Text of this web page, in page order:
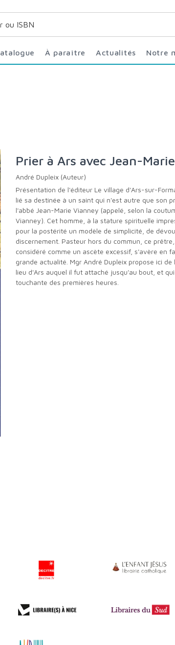
Catalogue À paraître Actualités Notre
Prier à Ars avec Jean-
André Dupleix (Auteur)
Présentation de l'éditeur Le village d'Ars-sur-Formans a définitivement
lié sa destinée à un saint qui n'est autre que son
l'abbé Jean-Marie Vianney (appelé, selon la
Vianney). Cet homme, à la stature spirituelle
pour la postérité un modèle de simplicité, de
discernement. Pasteur hors du commun, ce
considéré comme un ascète excessif, s'avère en
grande actualité. Mgr André Dupleix propose ici de
lieu d'Ars auquel il fut attaché jusqu'au bout, et
touchante des premières heures.